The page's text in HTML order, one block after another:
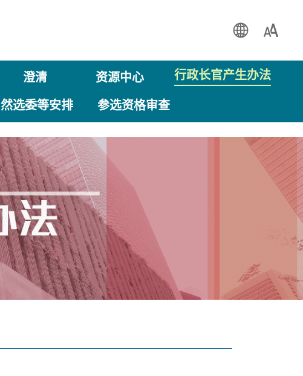
EN
繁
澄清 资源中心
行政长官产生办法
选委等安排 参选资格审查